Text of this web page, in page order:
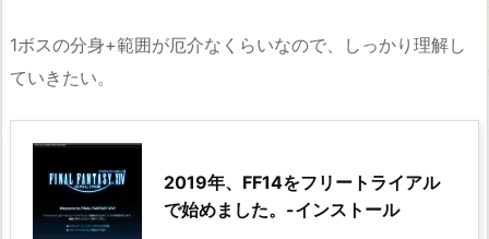
1ボスの分身+範囲が厄介なくらいなので、しっかり理解し
ていきたい。
2019年、FF14をフリートライアル
で始めました。-インストール